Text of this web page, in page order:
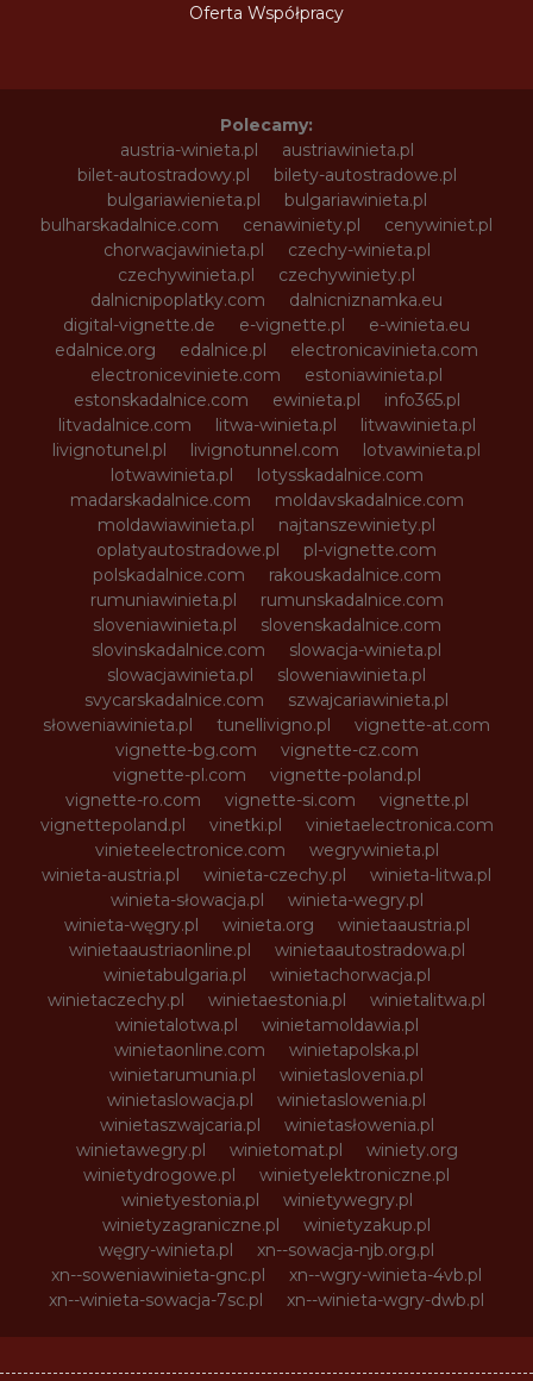
Oferta Współpracy
Polecamy:
austria-winieta.pl
austriawinieta.pl
bilet-autostradowy.pl
bilety-autostradowe.pl
bulgariawienieta.pl
bulgariawinieta.pl
bulharskadalnice.com
cenawiniety.pl
cenywiniet.pl
chorwacjawinieta.pl
czechy-winieta.pl
czechywinieta.pl
czechywiniety.pl
dalnicnipoplatky.com
dalnicniznamka.eu
digital-vignette.de
e-vignette.pl
e-winieta.eu
edalnice.org
edalnice.pl
electronicavinieta.com
electroniceviniete.com
estoniawinieta.pl
estonskadalnice.com
ewinieta.pl
info365.pl
litvadalnice.com
litwa-winieta.pl
litwawinieta.pl
livignotunel.pl
livignotunnel.com
lotvawinieta.pl
lotwawinieta.pl
lotysskadalnice.com
madarskadalnice.com
moldavskadalnice.com
moldawiawinieta.pl
najtanszewiniety.pl
oplatyautostradowe.pl
pl-vignette.com
polskadalnice.com
rakouskadalnice.com
rumuniawinieta.pl
rumunskadalnice.com
sloveniawinieta.pl
slovenskadalnice.com
slovinskadalnice.com
slowacja-winieta.pl
slowacjawinieta.pl
sloweniawinieta.pl
svycarskadalnice.com
szwajcariawinieta.pl
słoweniawinieta.pl
tunellivigno.pl
vignette-at.com
vignette-bg.com
vignette-cz.com
vignette-pl.com
vignette-poland.pl
vignette-ro.com
vignette-si.com
vignette.pl
vignettepoland.pl
vinetki.pl
vinietaelectronica.com
vinieteelectronice.com
wegrywinieta.pl
winieta-austria.pl
winieta-czechy.pl
winieta-litwa.pl
winieta-słowacja.pl
winieta-wegry.pl
winieta-węgry.pl
winieta.org
winietaaustria.pl
winietaaustriaonline.pl
winietaautostradowa.pl
winietabulgaria.pl
winietachorwacja.pl
winietaczechy.pl
winietaestonia.pl
winietalitwa.pl
winietalotwa.pl
winietamoldawia.pl
winietaonline.com
winietapolska.pl
winietarumunia.pl
winietaslovenia.pl
winietaslowacja.pl
winietaslowenia.pl
winietaszwajcaria.pl
winietasłowenia.pl
winietawegry.pl
winietomat.pl
winiety.org
winietydrogowe.pl
winietyelektroniczne.pl
winietyestonia.pl
winietywegry.pl
winietyzagraniczne.pl
winietyzakup.pl
węgry-winieta.pl
xn--sowacja-njb.org.pl
xn--soweniawinieta-gnc.pl
xn--wgry-winieta-4vb.pl
xn--winieta-sowacja-7sc.pl
xn--winieta-wgry-dwb.pl